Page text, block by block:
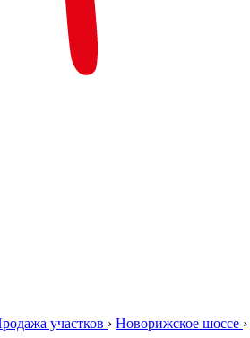
участков › Новорижское шоссе ›